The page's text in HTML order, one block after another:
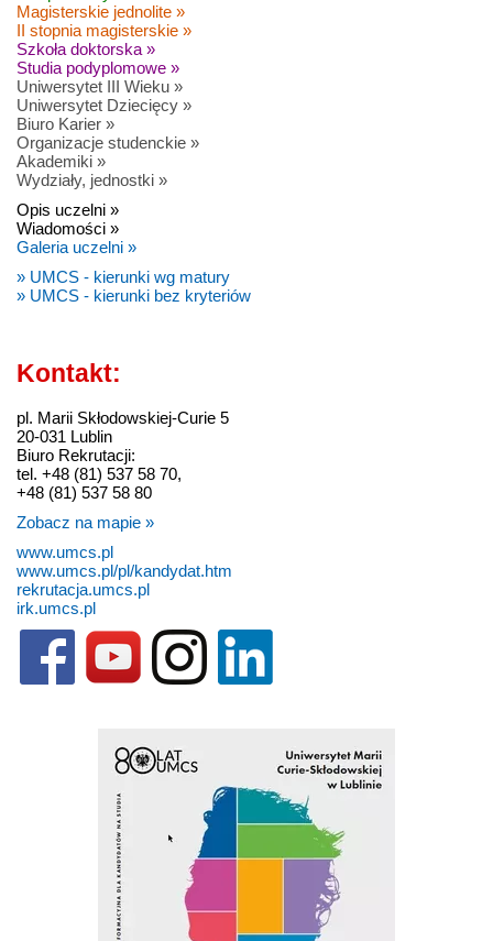
Magisterskie jednolite »
II stopnia magisterskie »
Szkoła doktorska »
Studia podyplomowe »
Uniwersytet III Wieku »
Uniwersytet Dziecięcy »
Biuro Karier »
Organizacje studenckie »
Akademiki »
Wydziały, jednostki »
Opis uczelni »
Wiadomości »
Galeria uczelni »
» UMCS - kierunki wg matury
» UMCS - kierunki bez kryteriów
Kontakt:
pl. Marii Skłodowskiej-Curie 5
20-031 Lublin
Biuro Rekrutacji:
tel. +48 (81) 537 58 70,
+48 (81) 537 58 80
Zobacz na mapie »
www.umcs.pl
www.umcs.pl/pl/kandydat.htm
rekrutacja.umcs.pl
irk.umcs.pl